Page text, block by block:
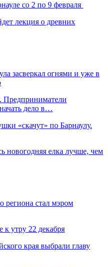
со 2 по 9 февраля
лекция о древних
засверкал огнями и уже в
Предприниматели
дело в…
«скачут» по Барнаулу.
новогодняя елка лучше, чем
региона стал мэром
утру 22 декабря
края выбрали главу